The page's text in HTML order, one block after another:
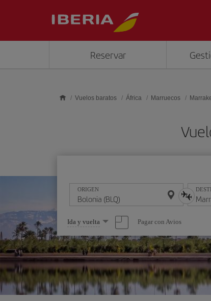
Reservar
Vuelos baratos África Marruecos
ORIGEN
Seleccione
una
opción
Ida y vuelta Pagar con Avios